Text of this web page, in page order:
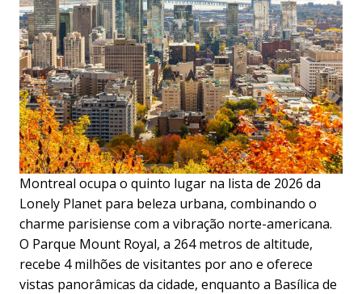
Montreal ocupa o quinto lugar na lista de 2026 da
Lonely Planet para beleza urbana, combinando o
charme parisiense com a vibração norte-americana.
O Parque Mount Royal, a 264 metros de altitude,
recebe 4 milhões de visitantes por ano e oferece
vistas panorâmicas da cidade, enquanto a Basílica de